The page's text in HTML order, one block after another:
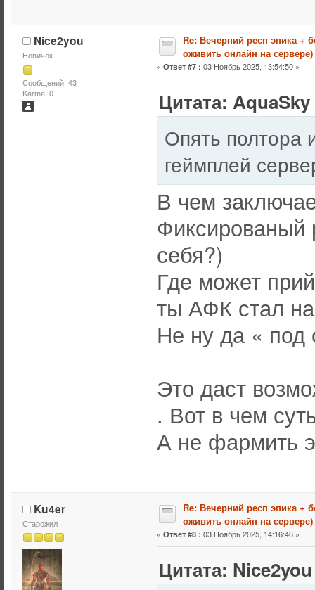
Nice2you
Новичок
Сообщений: 43
Karma: 0
Re: Вечерний респ эпика +
оживить онлайн на сервере)
« Ответ #7 : 03 Ноябрь 2025, 13:54:50 »
Цитата:
Опять полтора
геймплей
В чем
Фиксированый
себя?)
Где может
ты АФК стал
Не ну да «
Это даст
. Вот в чем
А не фармить
Ku4er
Старожил
Re: Вечерний респ эпика +
оживить онлайн на сервере)
« Ответ #8 : 03 Ноябрь 2025, 14:16:46 »
Цитата: